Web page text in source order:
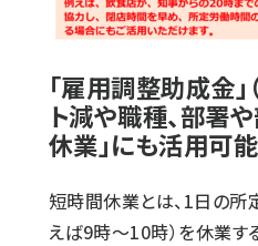
「雇用調整助成金」
ト減や職種、部署
休業」にも活用可能
短時間休業とは、1日の所
えば9時～10時）を休業す